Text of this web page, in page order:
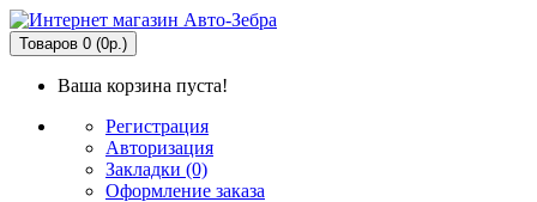
Товаров 0 (0р.)
Ваша корзина пуста!
Регистрация
Авторизация
Закладки (0)
Оформление заказа